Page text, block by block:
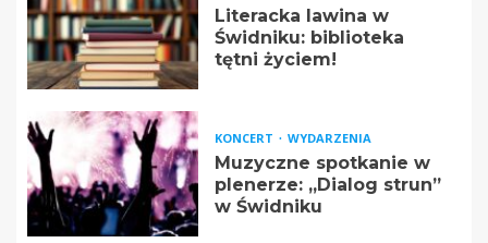
Literacka lawina w
Świdniku: biblioteka
tętni życiem!
KONCERT WYDARZENIA
Muzyczne spotkanie w
plenerze: „Dialog strun”
w Świdniku